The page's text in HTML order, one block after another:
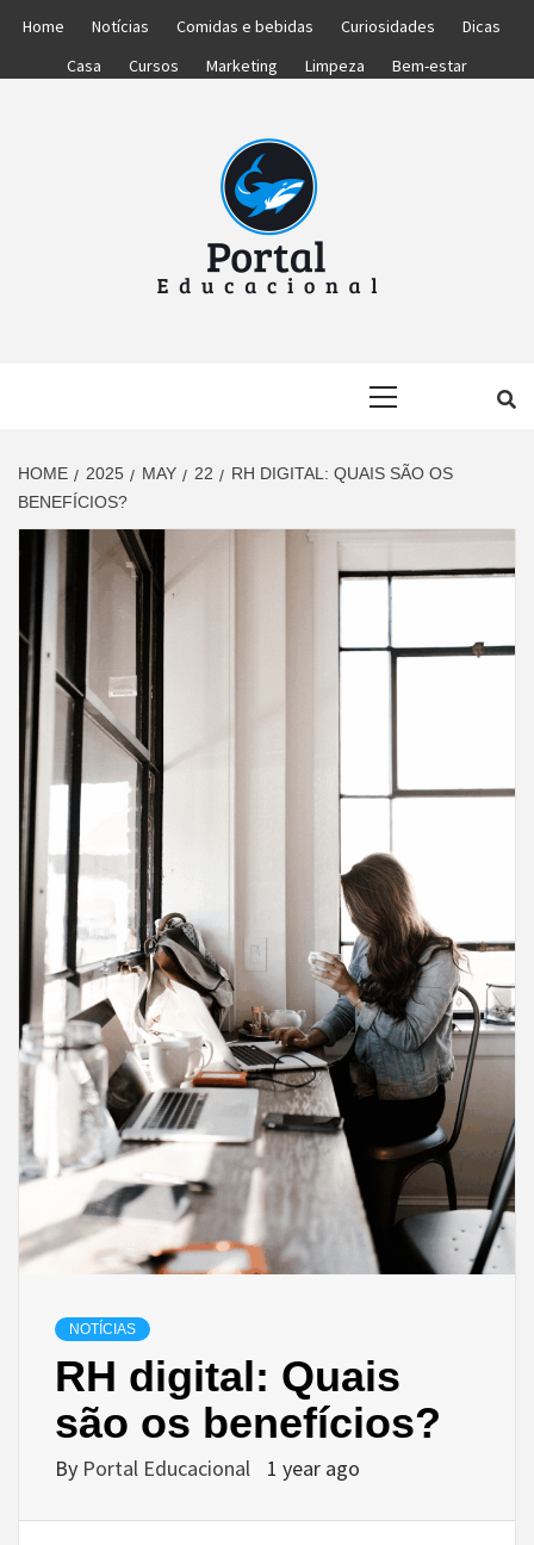
Home Notícias Comidas e bebidas Curiosidades
Dicas
Casa
Cursos Marketing Limpeza Bem-estar
HOME 2025 MAY 22
RH DIGITAL: QUAIS SÃO OS
BENEFÍCIOS?
NOTÍCIAS
RH digital: Quais
são os benefícios?
By Portal Educacional 1 year ago